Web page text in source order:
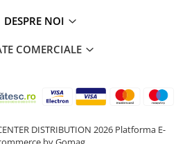
DESPRE NOI
COMERCIALE
DISTRIBUTION 2026 Platforma E-